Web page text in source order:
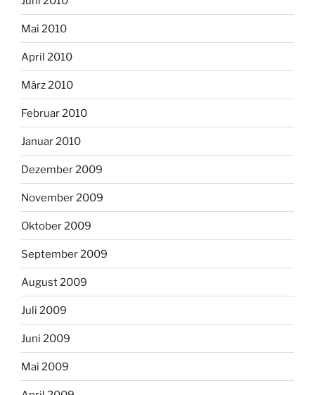
Mai 2010
April 2010
März 2010
Februar 2010
Januar 2010
Dezember 2009
November 2009
Oktober 2009
September 2009
August 2009
Juli 2009
Juni 2009
Mai 2009